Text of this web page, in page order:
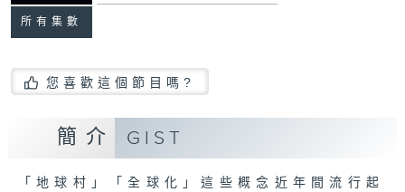
所有集數
您喜歡這個節目嗎?
簡介 GIST
「地球村」「全球化」這些概念近年間流行起